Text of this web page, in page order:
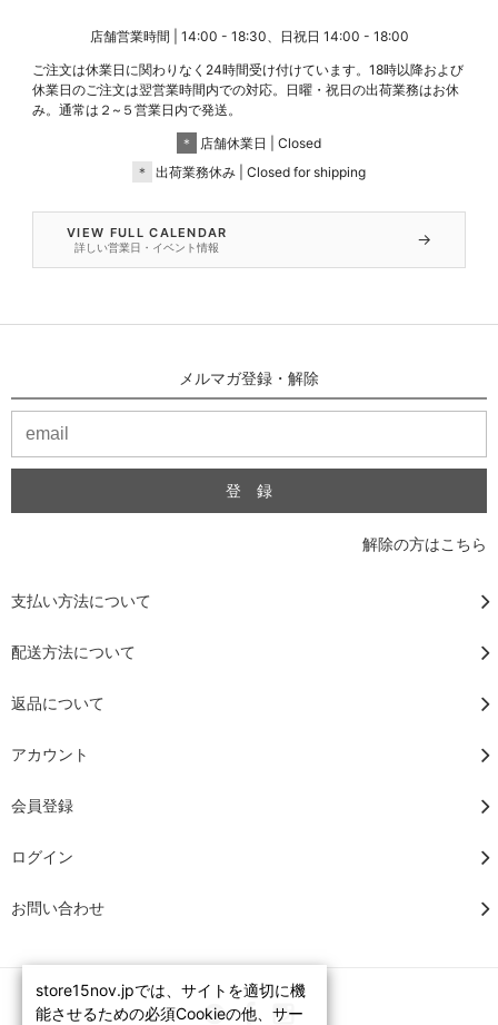
店舗営業時間 | 14:00 - 18:30、日祝日 14:00 - 18:00
ご注文は休業日に関わりなく24時間受け付けています。18時以降および
休業日のご注文は翌営業時間内での対応。日曜・祝日の出荷業務はお休
み。通常は２~５営業日内で発送。
＊
店舗休業日 | Closed
＊
出荷業務休み | Closed for shipping
VIEW FULL CALENDAR
詳しい営業日・イベント情報 →
メルマガ登録・解除
解除の方はこちら
支払い方法について
配送方法について
返品について
アカウント
会員登録
ログイン
お問い合わせ
store15nov.jpでは、サイトを適切に機
能させるための必須Cookieの他、サー